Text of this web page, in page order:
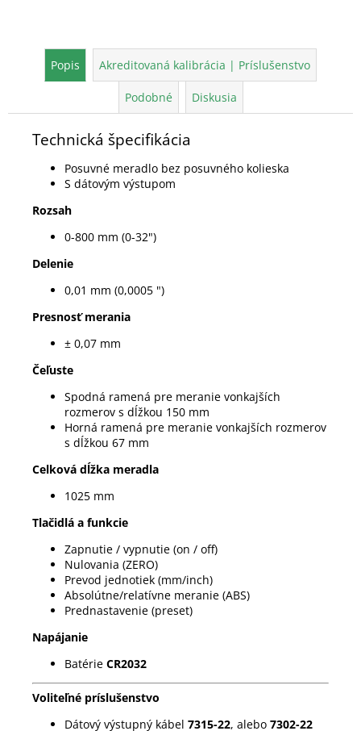
Popis Akreditovaná kalibrácia | Príslušenstvo
Podobné Diskusia
Technická špecifikácia
Posuvné meradlo bez posuvného kolieska
S dátovým výstupom
Rozsah
0-800 mm (0-32")
Delenie
0,01 mm (0,0005 ")
Presnosť merania
± 0,07 mm
Čeľuste
Spodná ramená pre meranie vonkajších
rozmerov s dĺžkou 150 mm
Horná ramená pre meranie vonkajších rozmerov
s dĺžkou 67 mm
Celková dĺžka meradla
1025 mm
Tlačidlá a funkcie
Zapnutie / vypnutie (on / off)
Nulovania (ZERO)
Prevod jednotiek (mm/inch)
Absolútne/relatívne meranie (ABS)
Prednastavenie (preset)
Napájanie
Batérie CR2032
Voliteľné príslušenstvo
Dátový výstupný kábel 7315-22, alebo 7302-22